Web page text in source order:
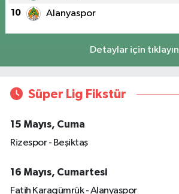
10 Alanyaspor
Detaylar için tıklayın
Süper Lig Fikstür
15 Mayıs, Cuma
Rizespor - Beşiktaş
16 Mayıs, Cumartesi
Fatih Karagümrük - Alanyaspor